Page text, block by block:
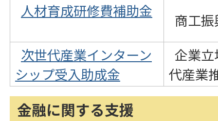
人材育成研修費補助金
商工
次世代産業インターン
シップ受入助成金
企業
代産業
金融に関する支援